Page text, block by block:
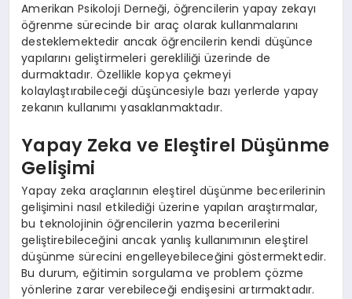
Amerikan Psikoloji Derneği, öğrencilerin yapay zekayı
öğrenme sürecinde bir araç olarak kullanmalarını
desteklemektedir ancak öğrencilerin kendi düşünce
yapılarını geliştirmeleri gerekliliği üzerinde de
durmaktadır. Özellikle kopya çekmeyi
kolaylaştırabileceği düşüncesiyle bazı yerlerde yapay
zekanın kullanımı yasaklanmaktadır.
Yapay Zeka ve Eleştirel Düşünme
Gelişimi
Yapay zeka araçlarının eleştirel düşünme becerilerinin
gelişimini nasıl etkilediği üzerine yapılan araştırmalar,
bu teknolojinin öğrencilerin yazma becerilerini
geliştirebileceğini ancak yanlış kullanımının eleştirel
düşünme sürecini engelleyebileceğini göstermektedir.
Bu durum, eğitimin sorgulama ve problem çözme
yönlerine zarar verebileceği endişesini artırmaktadır.